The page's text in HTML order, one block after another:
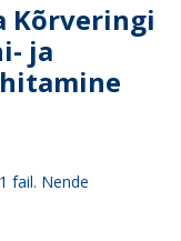
Kõrveringi
ja
fail. Nende